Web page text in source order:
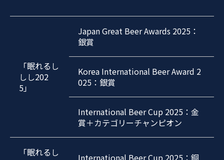
「眠れるし
しし202
5」
Japan Great Beer Awards 2025：
銀賞
Korea International Beer Award 2
025：銀賞
International Beer Cup 2025：金
賞＋カテゴリーチャンピオン
「眠れるし
International Beer Cup 2025：銅